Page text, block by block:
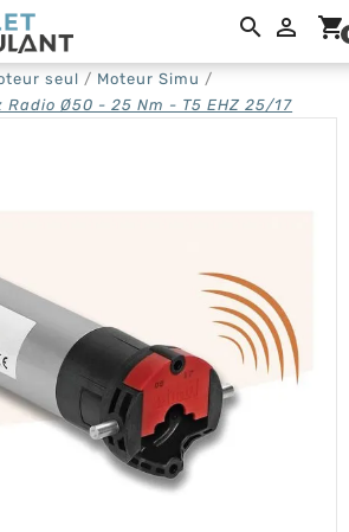
 shopping_cart
seul
Moteur Simu
Radio Ø50 - 25 Nm - T5 EHZ 25/17